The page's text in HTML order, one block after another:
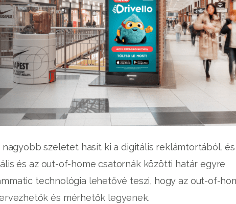
nagyobb szeletet hasít ki a digitális reklámtortából, és
és az out-of-home csatornák közötti határ egyre
technológia lehetővé teszi, hogy az out-of-
és mérhetők legyenek.